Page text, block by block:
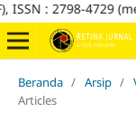
: 2798-4729
Beranda / Arsip /
Articles